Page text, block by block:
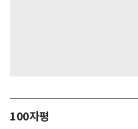
100자평